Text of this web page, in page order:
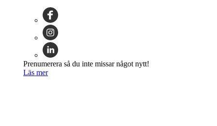
Prenumerera så du inte missar något nytt!
Läs mer